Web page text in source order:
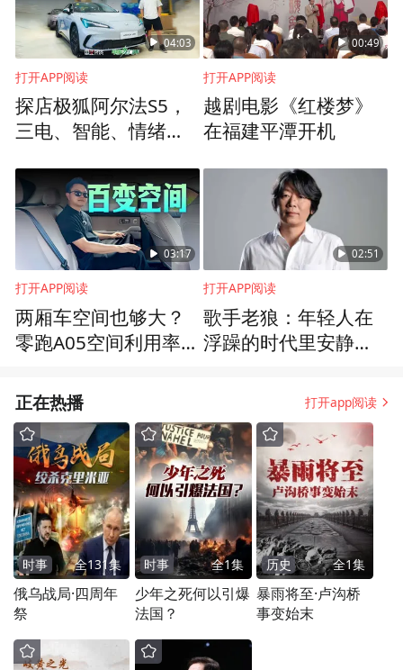
04:03
打开APP阅读
探店极狐阿尔法S5，
三电、智能、情绪价
00:49
打开APP阅读
越剧电影《红楼梦》
在福建平潭开机
03:17
打开APP阅读
两厢车空间也够大？
零跑A05空间利用率
02:51
打开APP阅读
歌手老狼：年轻人在
浮躁的时代里安静创
得了美好的感觉
正在热播 打开app阅读
时事 全131集
俄乌战局·四周年
祭
时事 全1集
少年之死何以引爆
法国？
历史 全1集
暴雨将至·卢沟桥
事变始末